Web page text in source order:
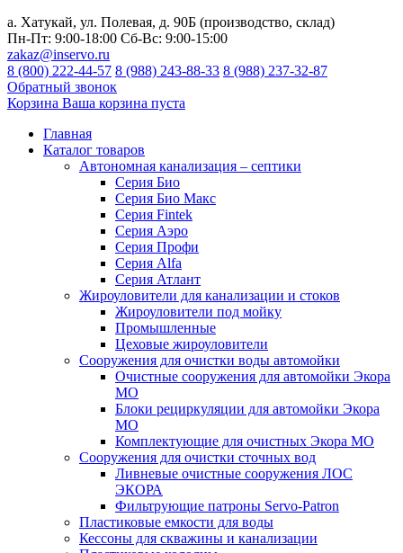
а. Хатукай, ул. Полевая, д. 90Б (производство, склад)
Пн-Пт: 9:00-18:00 Сб-Вс: 9:00-15:00
zakaz@inservo.ru
8 (800) 222-44-57 8 (988) 243-88-33 8 (988) 237-32-87
Обратный звонок
Корзина Ваша корзина пуста
Главная
Каталог товаров
Автономная канализация – септики
Серия Био
Серия Био Макс
Серия Fintek
Серия Аэро
Серия Профи
Серия Alfa
Серия Атлант
Жироуловители для канализации и стоков
Жироуловители под мойку
Промышленные
Цеховые жироуловители
Сооружения для очистки воды автомойки
Очистные сооружения для автомойки Экора
МО
Блоки рециркуляции для автомойки Экора
МО
Комплектующие для очистных Экора МО
Сооружения для очистки сточных вод
Ливневые очистные сооружения ЛОС
ЭКОРА
Фильтрующие патроны Servo-Patron
Пластиковые емкости для воды
Кессоны для скважины и канализации